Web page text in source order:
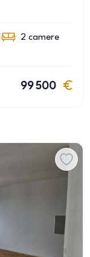
2 camere
99 500